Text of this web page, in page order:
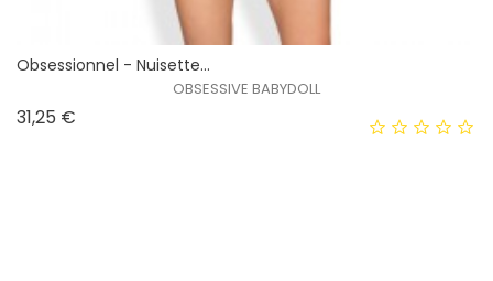
Obsessionnel - Nuisette...
OBSESSIVE BABYDOLL
31,25 €